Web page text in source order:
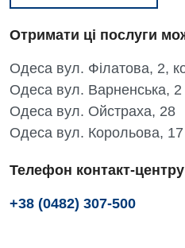
Отримати ці послуги
Одеса вул. Філатова, 2,
Одеса вул. Варненська, 2
Одеса вул. Ойстраха, 28
Одеса вул. Корольова, 17
Телефон контакт-центру
+38 (0482) 307-500